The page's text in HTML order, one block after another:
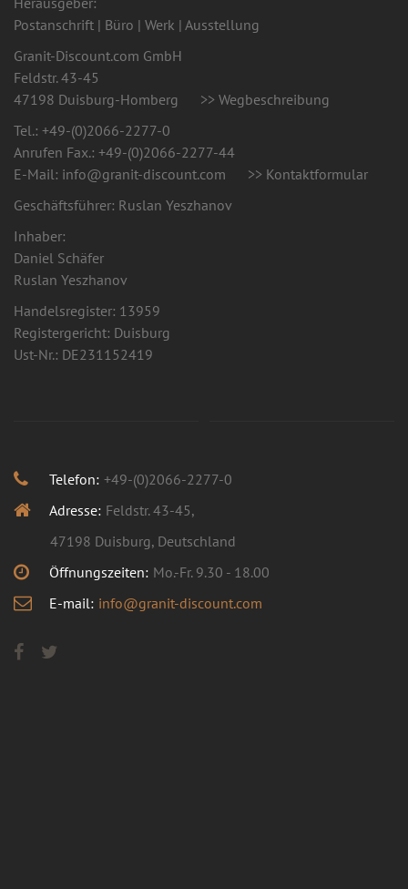
Postanschrift | Büro | Werk | Ausstellung
Granit-Discount.com GmbH
Feldstr. 43-45
47198 Duisburg-Homberg >> Wegbeschreibung
Tel.: +49-(0)2066-2277-0
Anrufen Fax.: +49-(0)2066-2277-44
E-Mail: info@granit-discount.com >> Kontaktformular
Geschäftsführer: Ruslan Yeszhanov
Inhaber:
Daniel Schäfer
Ruslan Yeszhanov
Handelsregister: 13959
Registergericht: Duisburg
Ust-Nr.: DE231152419
Telefon: +49-(0)2066-2277-0
Adresse: Feldstr. 43-45,
47198 Duisburg, Deutschland
Öffnungszeiten: Mo.-Fr. 9.30 - 18.00
E-mail: info@granit-discount.com